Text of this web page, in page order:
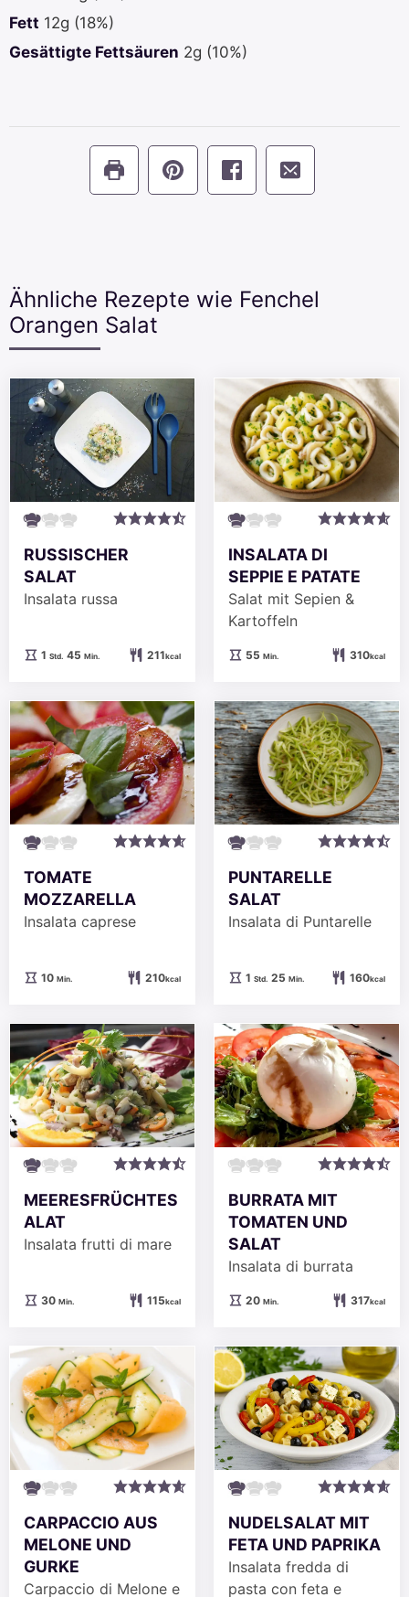
Fett 12g (18%)
Gesättigte Fettsäuren 2g (10%)
Ähnliche Rezepte wie Fenchel
Orangen Salat
RUSSISCHER
SALAT
Insalata russa
1Stunde
Std. 45Minuten
Min. 211kcal
INSALATA DI
SEPPIE E PATATE
Salat mit Sepien &
Kartoffeln
55Minuten
Min. 310kcal
TOMATE
MOZZARELLA
Insalata caprese
10Minuten
Min. 210kcal
PUNTARELLE
SALAT
Insalata di Puntarelle
1Stunde
Std. 25Minuten
Min. 160kcal
MEERESFRÜCHTES
ALAT
Insalata frutti di mare
30Minuten
Min. 115kcal
BURRATA MIT
TOMATEN UND
SALAT
Insalata di burrata
20Minuten
Min. 317kcal
CARPACCIO AUS
MELONE UND
GURKE
Carpaccio di Melone e
NUDELSALAT MIT
FETA UND PAPRIKA
Insalata fredda di
pasta con feta e